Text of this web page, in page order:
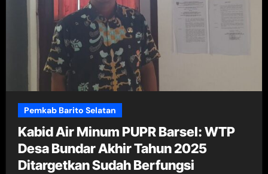
Pemkab Barito Selatan
Kabid Air Minum PUPR Barsel: WTP
Desa Bundar Akhir Tahun 2025
Ditargetkan Sudah Berfungsi